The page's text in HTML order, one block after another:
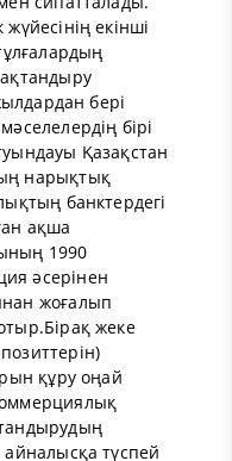
екінші
бері
бірі
Қазақстан
нарықтық
банктердегі
ақша
1990
әсерінен
жоғалып
жеке
құру оңай
түспей